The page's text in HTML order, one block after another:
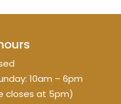
10am – 6pm
closes at 5pm)